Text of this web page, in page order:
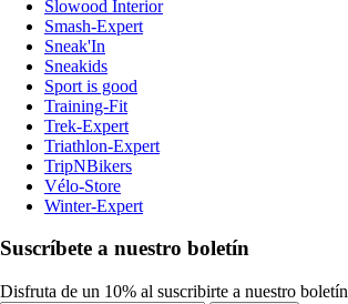
Slowood Interior
Smash-Expert
Sneak'In
Sneakids
Sport is good
Training-Fit
Trek-Expert
Triathlon-Expert
TripNBikers
Vélo-Store
Winter-Expert
Suscríbete a nuestro boletín
Disfruta de un 10% al suscribirte a nuestro boletín